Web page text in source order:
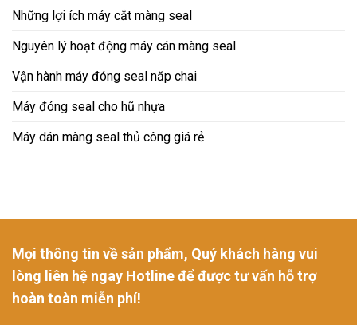
Những lợi ích máy cắt màng seal
Nguyên lý hoạt động máy cán màng seal
Vận hành máy đóng seal năp chai
Máy đóng seal cho hũ nhựa
Máy dán màng seal thủ công giá rẻ
Mọi thông tin về sản phẩm, Quý khách hàng vui
lòng liên hệ ngay Hotline để được tư vấn hỗ trợ
hoàn toàn miễn phí!